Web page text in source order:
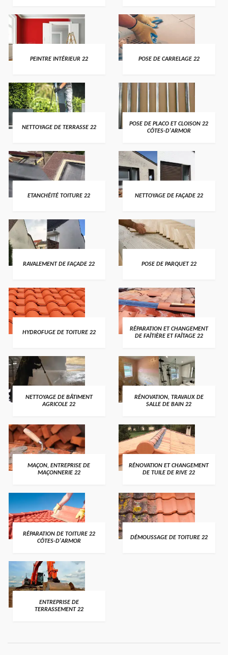
PEINTRE INTÉRIEUR 22 POSE DE CARRELAGE 22
NETTOYAGE DE TERRASSE 22
POSE DE PLACO ET CLOISON 22
CÔTES-D'ARMOR
ETANCHÉITÉ TOITURE 22 NETTOYAGE DE FAÇADE 22
RAVALEMENT DE FAÇADE 22 POSE DE PARQUET 22
HYDROFUGE DE TOITURE 22
RÉPARATION ET CHANGEMENT
DE FAÎTIÈRE ET FAÎTAGE 22
NETTOYAGE DE BÂTIMENT
AGRICOLE 22
RÉNOVATION, TRAVAUX DE
SALLE DE BAIN 22
MAÇON, ENTREPRISE DE
MAÇONNERIE 22
RÉNOVATION ET CHANGEMENT
DE TUILE DE RIVE 22
RÉPARATION DE TOITURE 22
CÔTES-D'ARMOR
DÉMOUSSAGE DE TOITURE 22
ENTREPRISE DE
TERRASSEMENT 22